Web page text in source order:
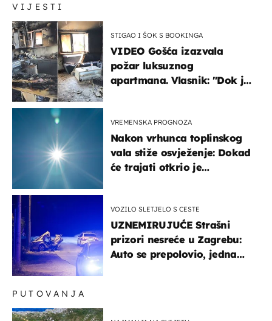
VIJESTI
STIGAO I ŠOK S BOOKINGA
VIDEO Gošća izazvala
požar luksuznog
apartmana. Vlasnik: "Dok je
VREMENSKA PROGNOZA
Nakon vrhunca toplinskog
vala stiže osvježenje: Dokad
će trajati otkrio je
VOZILO SLETJELO S CESTE
UZNEMIRUJUĆE Strašni
prizori nesreće u Zagrebu:
Auto se prepolovio, jedna
PUTOVANJA